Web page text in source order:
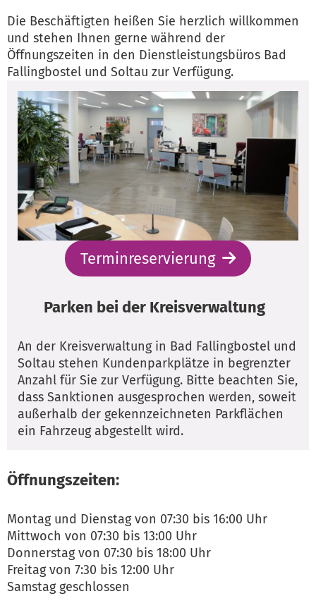
Die Beschäftigten heißen Sie herzlich willkommen
und stehen Ihnen gerne während der
Öffnungszeiten in den Dienstleistungsbüros Bad
Fallingbostel und Soltau zur Verfügung.
Terminreservierung
Parken bei der Kreisverwaltung
An der Kreisverwaltung in Bad Fallingbostel und
Soltau stehen Kundenparkplätze in begrenzter
Anzahl für Sie zur Verfügung. Bitte beachten Sie,
dass Sanktionen ausgesprochen werden, soweit
außerhalb der gekennzeichneten Parkflächen
ein Fahrzeug abgestellt wird.
Öffnungszeiten:
Montag und Dienstag von 07:30 bis 16:00 Uhr
Mittwoch von 07:30 bis 13:00 Uhr
Donnerstag von 07:30 bis 18:00 Uhr
Freitag von 7:30 bis 12:00 Uhr
Samstag geschlossen